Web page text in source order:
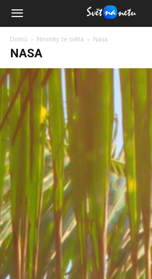
Domů Novinky ze světa Nasa
NASA